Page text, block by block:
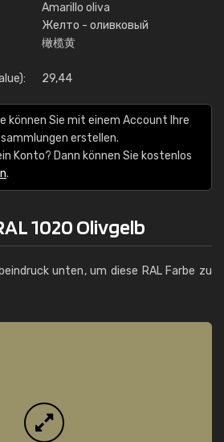
Amarillo oliva
Желто - оливковый
橄榄黄
29,44
können Sie mit einem Account Ihre
erstellen.
Konto? Dann können Sie kostenlos
.
1020 Olivgelb
unten, um diese RAL Farbe zu